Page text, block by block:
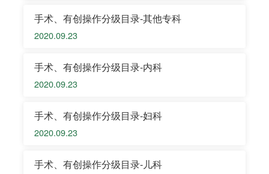
手术、有创操作分级目录-其他专科
2020.09.23
手术、有创操作分级目录-内科
2020.09.23
手术、有创操作分级目录-妇科
2020.09.23
手术、有创操作分级目录-儿科